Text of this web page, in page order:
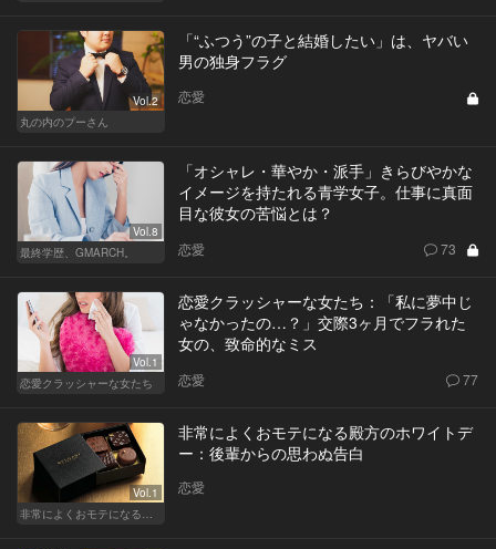
Vol.2
丸の内のプーさん
「“ふつう”の子と結婚したい」は、ヤバい
男の独身フラグ
恋愛
Vol.8
最終学歴、GMARCH。
「オシャレ・華やか・派手」きらびやかな
イメージを持たれる青学女子。仕事に真面
目な彼女の苦悩とは？
恋愛 73
Vol.1
恋愛クラッシャーな女たち
恋愛クラッシャーな女たち：「私に夢中じ
ゃなかったの…？」交際3ヶ月でフラれた
女の、致命的なミス
恋愛 77
Vol.1
非常によくおモテになる殿方のホワイトデー
非常によくおモテになる殿方のホワイトデ
ー：後輩からの思わぬ告白
恋愛